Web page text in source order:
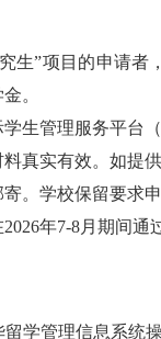
生”项目的申请
。
生管理服务平台（
真实有效。如提
。学校保留要求
6年7-8月期间通
学管理信息系统